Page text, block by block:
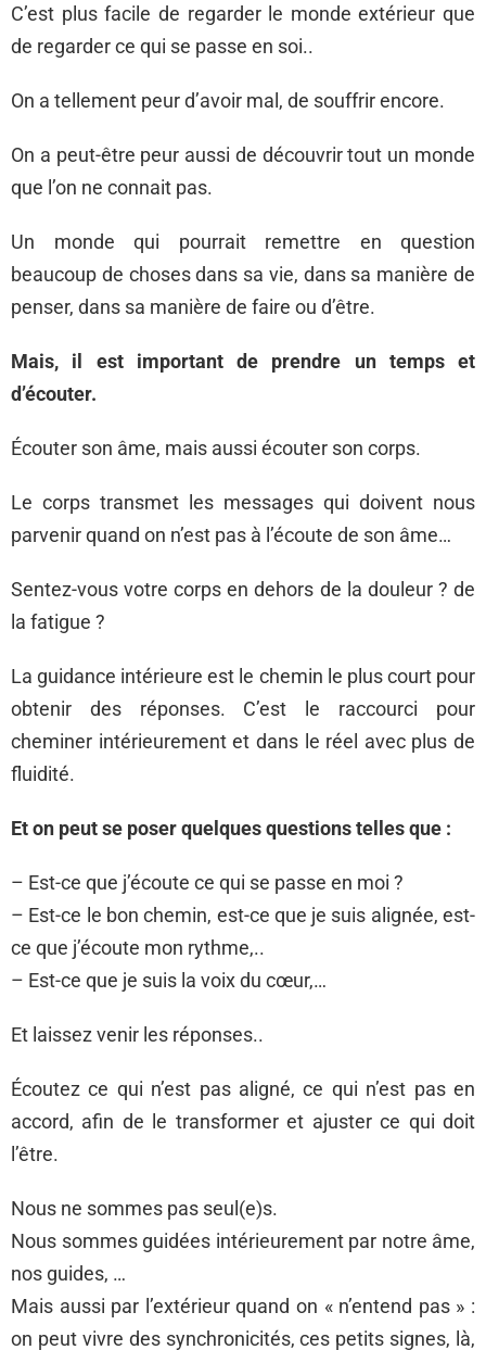
C’est plus facile de regarder le monde extérieur que
de regarder ce qui se passe en soi..
On a tellement peur d’avoir mal, de souffrir encore.
On a peut-être peur aussi de découvrir tout un monde
que l’on ne connait pas.
Un monde qui pourrait remettre en question
beaucoup de choses dans sa vie, dans sa manière de
penser, dans sa manière de faire ou d’être.
Mais, il est important de prendre un temps et
d’écouter.
Écouter son âme, mais aussi écouter son corps.
Le corps transmet les messages qui doivent nous
parvenir quand on n’est pas à l’écoute de son âme…
Sentez-vous votre corps en dehors de la douleur ? de
la fatigue ?
La guidance intérieure est le chemin le plus court pour
obtenir des réponses. C’est le raccourci pour
cheminer intérieurement et dans le réel avec plus de
fluidité.
Et on peut se poser quelques questions telles que :
– Est-ce que j’écoute ce qui se passe en moi ?
– Est-ce le bon chemin, est-ce que je suis alignée, est-
ce que j’écoute mon rythme,..
– Est-ce que je suis la voix du cœur,…
Et laissez venir les réponses..
Écoutez ce qui n’est pas aligné, ce qui n’est pas en
accord, afin de le transformer et ajuster ce qui doit
l’être.
Nous ne sommes pas seul(e)s.
Nous sommes guidées intérieurement par notre âme,
nos guides, …
Mais aussi par l’extérieur quand on « n’entend pas » :
on peut vivre des synchronicités, ces petits signes, là,